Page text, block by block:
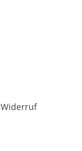
Widerruf